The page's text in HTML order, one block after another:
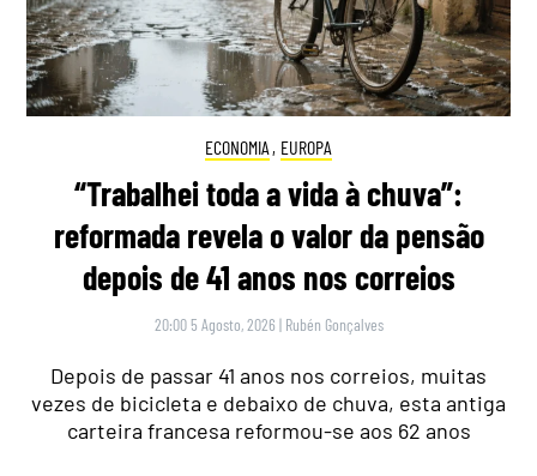
ECONOMIA , EUROPA
“Trabalhei toda a vida à chuva”:
reformada revela o valor da pensão
depois de 41 anos nos correios
20:00 5 Agosto, 2026 | Rubén Gonçalves
Depois de passar 41 anos nos correios, muitas
vezes de bicicleta e debaixo de chuva, esta antiga
carteira francesa reformou-se aos 62 anos